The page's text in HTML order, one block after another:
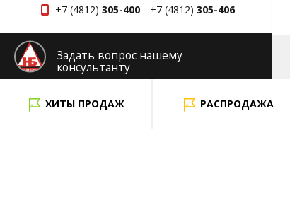
+7 (4812) 305-400 +7 (4812) 305-406
Смоленск
Задать вопрос нашему
консультанту
ХИТЫ ПРОДАЖ
РАСПРОДАЖА